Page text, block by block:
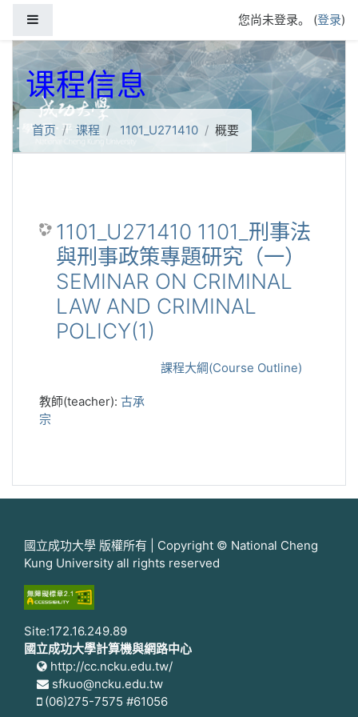
您尚未登录。 (登录)
课程信息
首页 课程 1101_U271410 概要
1101_U271410 1101_刑事法
與刑事政策專題研究（一）
SEMINAR ON CRIMINAL
LAW AND CRIMINAL
POLICY(1)
課程大綱(Course Outline)
教師(teacher): 古承
宗
國立成功大學 版權所有 | Copyright © National Cheng
Kung University all rights reserved
Site:172.16.249.89
國立成功大學計算機與網路中心
http://cc.ncku.edu.tw/
sfkuo@ncku.edu.tw
(06)275-7575 #61056